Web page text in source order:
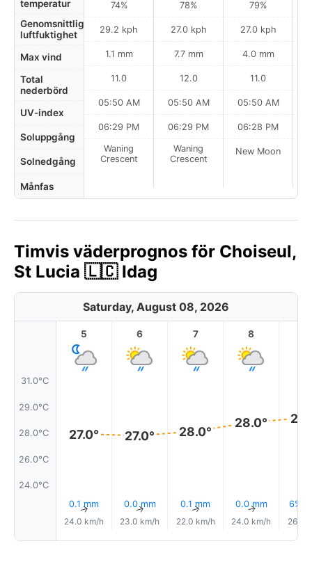
temperatur
Genomsnittlig
luftfuktighet
Max vind
Total
nederbörd
UV-index
Soluppgång
Solnedgång
Månfas
74%
29.2 kph
1.1 mm
11.0
05:50 AM
06:29 PM
Waning
Crescent
78%
27.0 kph
7.7 mm
12.0
05:50 AM
06:29 PM
Waning
Crescent
79%
27.0 kph
4.0 mm
11.0
05:50 AM
06:28 PM
New Moon
Timvis väderprognos för Choiseul,
St Lucia 🇱🇨 Idag
Saturday, August 08, 2026
31.0°C
29.0°C
28.0°C
26.0°C
24.0°C
5
27.0°
0.1 mm
↑
24.0 km/h
6
27.0°
0.0 mm
↑
23.0 km/h
7
28.0°
0.1 mm
↑
22.0 km/h
8
28.0°
0.0 mm
↑
24.0 km/h
6%
26.0